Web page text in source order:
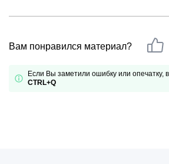
Вам понравился материал?
Если Вы заметили ошибку или опечатку,
CTRL+Q